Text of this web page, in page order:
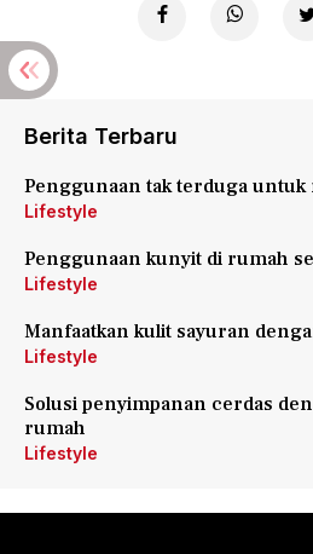
Berita Terbaru
Penggunaan tak terduga
Lifestyle
Penggunaan kunyit di rumah
Lifestyle
Manfaatkan kulit sayuran
Lifestyle
Solusi penyimpanan cerdas
rumah
Lifestyle